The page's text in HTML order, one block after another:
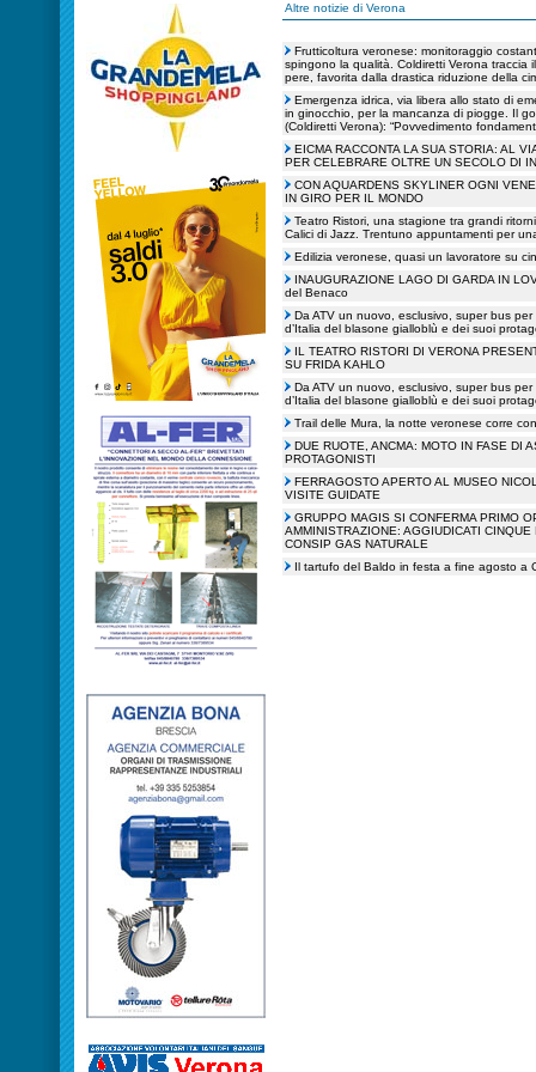
Altre notizie di Verona
Frutticoltura veronese: monitoraggio
spingono la qualità. Coldiretti Verona traccia
pere, favorita dalla drastica riduzione della
Emergenza idrica, via libera allo stato di
in ginocchio, per la mancanza di piogge. Il
(Coldiretti Verona): “Povvedimento
EICMA RACCONTA LA SUA STORIA: AL
PER CELEBRARE OLTRE UN SECOLO DI
CON AQUARDENS SKYLINER OGNI
IN GIRO PER IL MONDO
Teatro Ristori, una stagione tra grandi
Calici di Jazz. Trentuno appuntamenti per
Edilizia veronese, quasi un lavoratore su
INAUGURAZIONE LAGO DI GARDA IN
del Benaco
Da ATV un nuovo, esclusivo, super bus
d’Italia del blasone gialloblù e dei suoi
IL TEATRO RISTORI DI VERONA
SU FRIDA KAHLO
Da ATV un nuovo, esclusivo, super bus
d’Italia del blasone gialloblù e dei suoi
Trail delle Mura, la notte veronese corre
DUE RUOTE, ANCMA: MOTO IN FASE DI
PROTAGONISTI
FERRAGOSTO APERTO AL MUSEO
VISITE GUIDATE
GRUPPO MAGIS SI CONFERMA PRIMO
AMMINISTRAZIONE: AGGIUDICATI
CONSIP GAS NATURALE
Il tartufo del Baldo in festa a fine agosto a